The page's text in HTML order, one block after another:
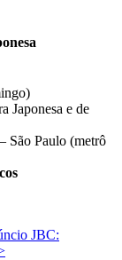
Japonesa e de
São Paulo (metrô
JBC: